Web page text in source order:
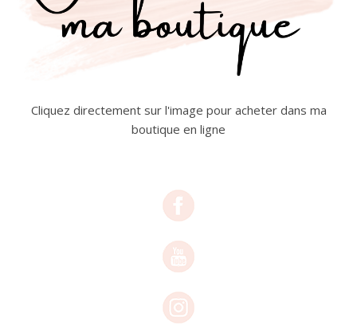
Cliquez directement sur l'image pour acheter dans ma
boutique en ligne